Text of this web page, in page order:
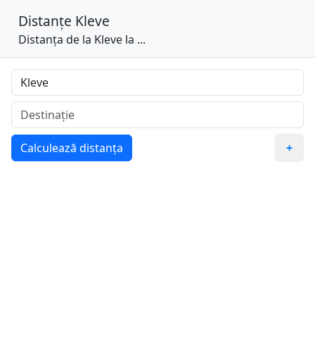
Distanțe Kleve
Distanța de la Kleve la ...
Calculează distanța +